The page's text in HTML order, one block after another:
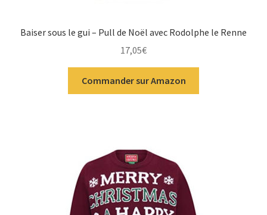
Baiser sous le gui – Pull de Noël avec Rodolphe le Renne
17,05€
Commander sur Amazon